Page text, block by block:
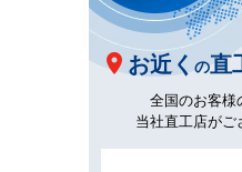
お近く の直
全国のお客様
当社直工店がご